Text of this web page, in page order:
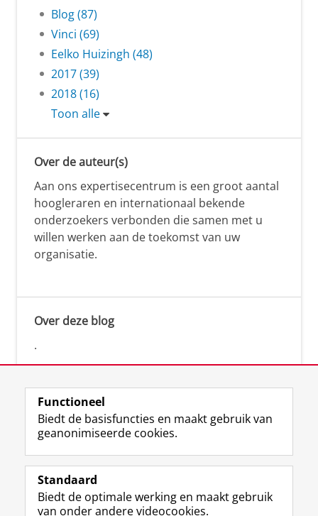
Blog (87)
Vinci (69)
Eelko Huizingh (48)
2017 (39)
2018 (16)
Toon alle
Over de auteur(s)
Aan ons expertisecentrum is een groot aantal
hoogleraren en internationaal bekende
onderzoekers verbonden die samen met u
willen werken aan de toekomst van uw
organisatie.
Over deze blog
.
Volg de RUG
F
a
e
L
i
k
R
S
-
I
n
t
Y
o
T
Studiekiezers
Functioneel
Biedt de basisfuncties en maakt gebruik van
geanonimiseerde cookies.
Standaard
Biedt de optimale werking en maakt gebruik
van onder andere videocookies.